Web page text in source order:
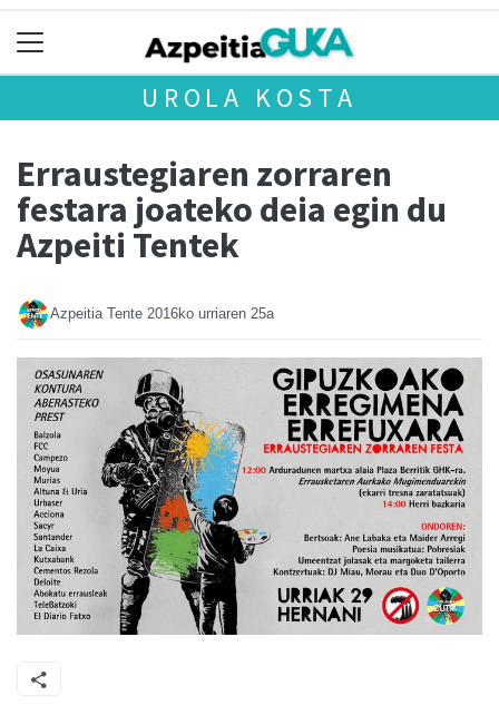
UROLA KOSTA
Erraustegiaren zorraren
festara joateko deia egin du
Azpeiti Tentek
Azpeitia Tente 2016ko urriaren 25a